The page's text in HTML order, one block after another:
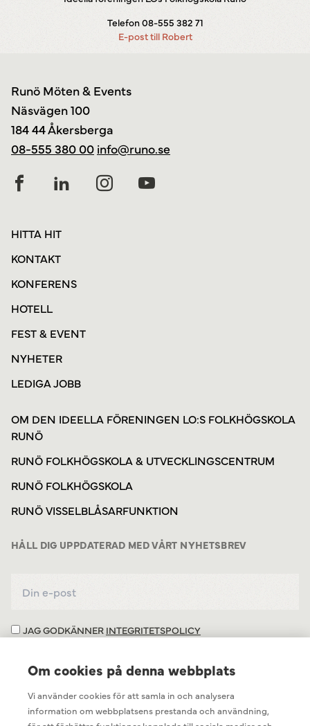
Telefon 08-555 382 71
E-post till Robert
Runö Möten & Events
Näsvägen 100
184 44 Åkersberga
08-555 380 00 info@runo.se
HITTA HIT
KONTAKT
KONFERENS
HOTELL
FEST & EVENT
NYHETER
LEDIGA JOBB
OM DEN IDEELLA FÖRENINGEN LO:S FOLKHÖGSKOLA
RUNÖ
RUNÖ FOLKHÖGSKOLA & UTVECKLINGSCENTRUM
RUNÖ FOLKHÖGSKOLA
RUNÖ VISSELBLÅSARFUNKTION
HÅLL DIG UPPDATERAD MED VÅRT NYHETSBREV
JAG GODKÄNNER INTEGRITETSPOLICY
Om cookies på denna webbplats
Vi använder cookies för att samla in och analysera
information om webbplatsens prestanda och användning,